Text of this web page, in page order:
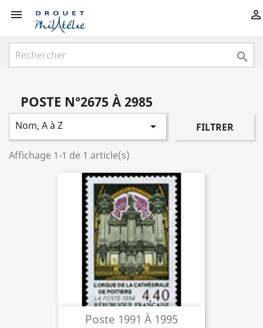
 

POSTE N°2675 À 2985
Nom, A à Z  FILTRER
Affichage 1-1 de 1 article(s)
Poste 1991 À 1995